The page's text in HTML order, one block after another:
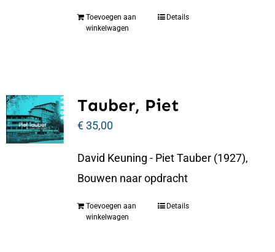
Toevoegen aan
winkelwagen
Details
Tauber, Piet
€35,00
David Keuning - Piet Tauber (1927),
Bouwen naar opdracht
Toevoegen aan
winkelwagen
Details